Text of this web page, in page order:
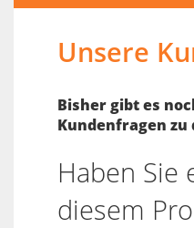
Unsere
Bisher gibt es
Kundenfragen zu
Haben Sie
diesem